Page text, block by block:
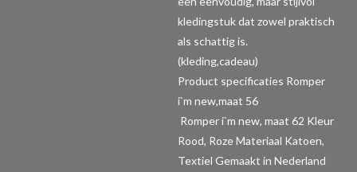
kledingstuk dat zowel praktisch
als schattig is.
(kleding,cadeau)
Product specificaties Romper
i`m new,maat 56
Romper i`m new, maat 62 Kleur
Rood, Roze Materiaal Katoen,
Textiel Gemaakt in Nederland